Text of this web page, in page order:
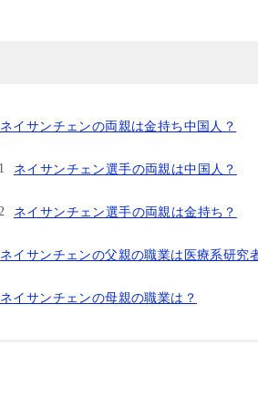
ネイサンチェンの両親は金持ち中国人？
ネイサンチェン選手の両親は中国人？
ネイサンチェン選手の両親は金持ち？
ネイサンチェンの父親の職業は医療系研究
ネイサンチェンの母親の職業は？